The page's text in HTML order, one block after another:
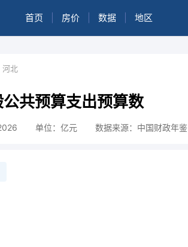
首页 房价 数据 地区
河北
共预算支出预算数
单位：亿元 数据来源：中国财政年鉴